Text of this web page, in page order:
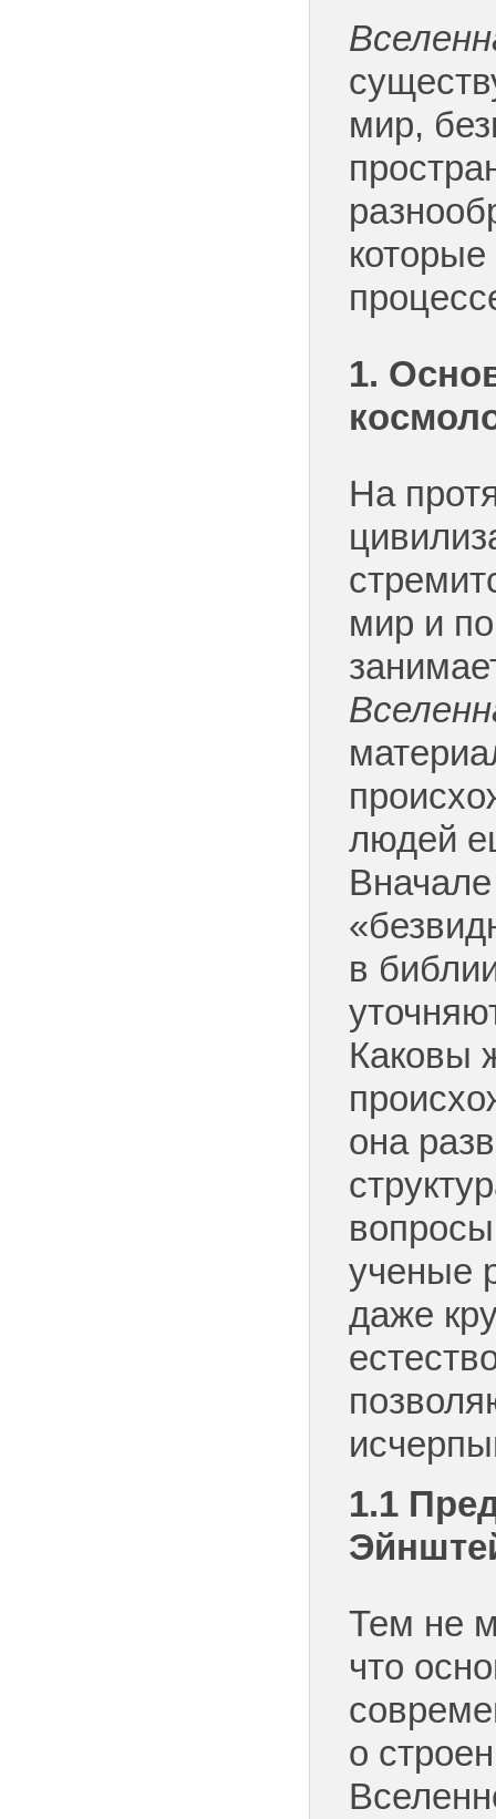
мир,
1.
На
мир и
людей
в
Каковы
она
ученые
даже
1.1 Пр
Эй
Тем не
что
о